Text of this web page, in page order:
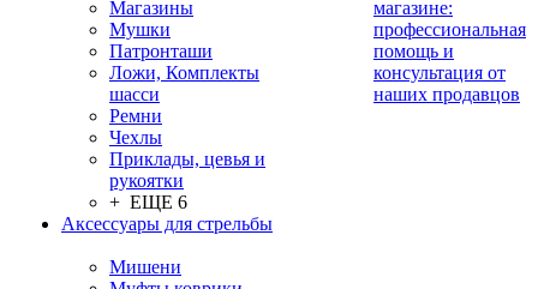
Магазины
Мушки
Патронташи
Ложи, Комплекты
шасси
Ремни
Чехлы
Приклады, цевья и
рукоятки
+ ЕЩЕ 6
Аксессуары для стрельбы
Мишени
магазине:
профессиональная
помощь и
консультация от
наших продавцов